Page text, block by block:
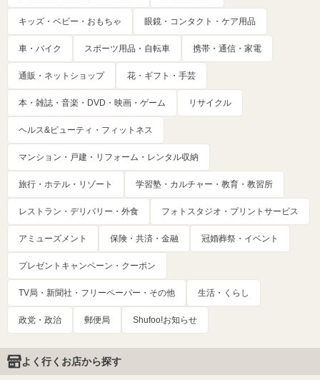
キッズ・ベビー・おもちゃ 眼鏡・コンタクト・ケア用品
車・バイク スポーツ用品・自転車 携帯・通信・家電
通販・ネットショップ 花・ギフト・手芸
本・雑誌・音楽・DVD・映画・ゲーム リサイクル
ヘルス&ビューティ・フィットネス
マンション・戸建・リフォーム・レンタル収納
旅行・ホテル・リゾート 学習塾・カルチャー・教育・教習所
レストラン・デリバリー・外食 フォトスタジオ・プリントサービス
アミューズメント 保険・共済・金融 冠婚葬祭・イベント
プレゼントキャンペーン・クーポン
TV局・新聞社・フリーペーパー・その他 生活・くらし
政党・政治 郵便局 Shufoo!お知らせ
よく行くお店から探す